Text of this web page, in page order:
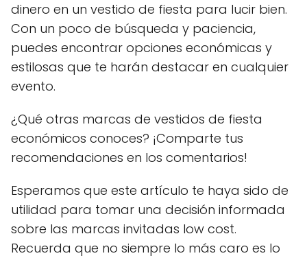
dinero en un vestido de fiesta para lucir bien.
Con un poco de búsqueda y paciencia,
puedes encontrar opciones económicas y
estilosas que te harán destacar en cualquier
evento.
¿Qué otras marcas de vestidos de fiesta
económicos conoces? ¡Comparte tus
recomendaciones en los comentarios!
Esperamos que este artículo te haya sido de
utilidad para tomar una decisión informada
sobre las marcas invitadas low cost.
Recuerda que no siempre lo más caro es lo